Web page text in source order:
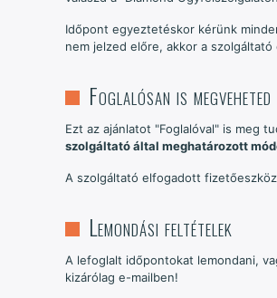
Időpont egyeztetéskor kérünk
nem jelzed előre, akkor a
Foglalósan is megveheted
Ezt az ajánlatot "Foglalóval" is meg
szolgáltató által meghatározott
A szolgáltató elfogadott
Lemondási feltételek
A lefoglalt időpontokat lemondani,
kizárólag e-mailben!